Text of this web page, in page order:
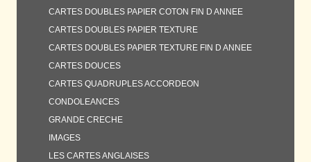
CARTES DOUBLES PAPIER COTON FIN D ANNEE
CARTES DOUBLES PAPIER TEXTURE
CARTES DOUBLES PAPIER TEXTURE FIN D ANNEE
CARTES DOUCES
CARTES QUADRUPLES ACCORDEON
CONDOLEANCES
GRANDE CRECHE
IMAGES
LES CARTES ANGLAISES